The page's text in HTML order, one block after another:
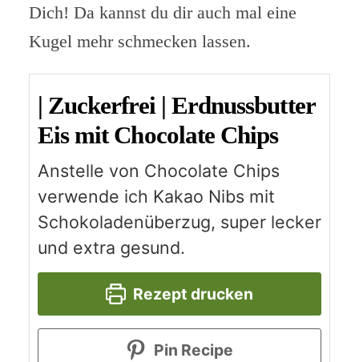
Dich! Da kannst du dir auch mal eine
Kugel mehr schmecken lassen.
| Zuckerfrei | Erdnussbutter
Eis mit Chocolate Chips
Anstelle von Chocolate Chips
verwende ich Kakao Nibs mit
Schokoladenüberzug, super lecker
und extra gesund.
Rezept drucken
Pin Recipe